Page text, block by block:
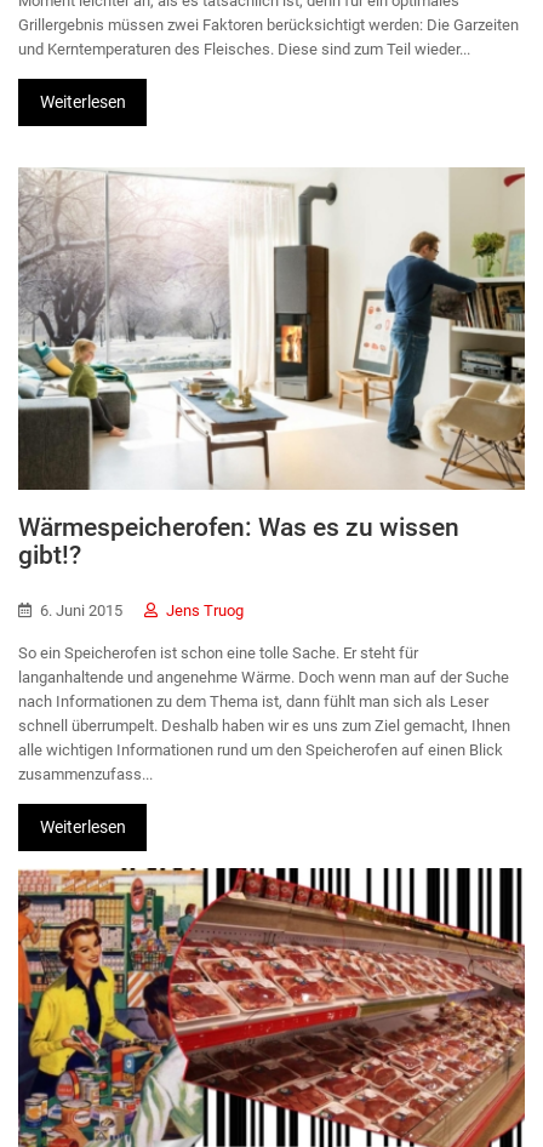
Grillergebnis müssen zwei Faktoren berücksichtigt werden: Die Garzeiten
und Kerntemperaturen des Fleisches. Diese sind zum Teil wieder...
Weiterlesen
Wärmespeicherofen: Was es zu wissen
gibt!?
6. Juni 2015 Jens Truog
So ein Speicherofen ist schon eine tolle Sache. Er steht für
langanhaltende und angenehme Wärme. Doch wenn man auf der Suche
nach Informationen zu dem Thema ist, dann fühlt man sich als Leser
schnell überrumpelt. Deshalb haben wir es uns zum Ziel gemacht, Ihnen
alle wichtigen Informationen rund um den Speicherofen auf einen Blick
zusammenzufass...
Weiterlesen